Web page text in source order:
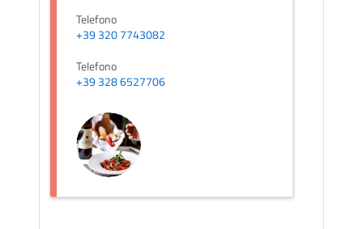
Telefono
+39 320 7743082
Telefono
+39 328 6527706